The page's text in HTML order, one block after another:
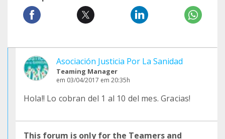
Asociación Justicia Por La Sanidad
Teaming Manager
em 03/04/2017 em 20:35h
Hola!! Lo cobran del 1 al 10 del mes. Gracias!
This forum is only for the Teamers and